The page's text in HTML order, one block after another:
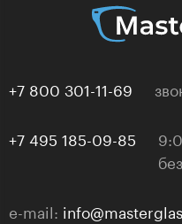
+7 800 301-11-69
+7 495 185-09-85
e-mail: